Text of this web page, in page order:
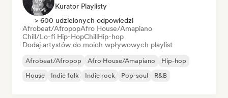
Kurator Playlisty
> 600 udzielonych odpowiedzi
Afrobeat/AfropopAfro House/Amapiano
Chill/Lo-fi Hip-HopChillHip-hop
Dodaj artystów do moich wpływowych playlist
Afrobeat/Afropop Afro House/Amapiano
Hip-hop
House
Indie folk Indie rock Pop-soul R&B